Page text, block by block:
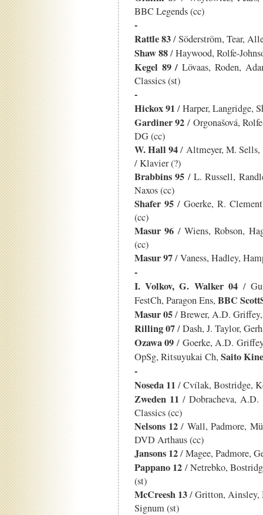
BBC Legends (cc)
-
Rattle 83/ Söderström, Tear,
Shaw 88/ Haywood, Rolfe-
Kegel 89 / Lövaas, Roden,
Classics (st)
-
Hickox 91 / Harper, Langridge,
Gardiner 92 / Orgonašová,
DG (cc)
W. Hall 94/ Altmeyer, M.
/ Klavier (?)
Brabbins 95 / L. Russell,
Naxos (cc)
Shafer 95/ Goerke, R.
(cc)
Masur 96 / Wiens, Robson,
(cc)
Masur 97/ Vaness, Hadley,
-
I. Volkov, G. Walker 04 /
FestCh, Paragon Ens, BBC
Masur 05/ Brewer, A.D.
Rilling 07/ Dash, J. Taylor,
Ozawa 09 / Goerke, A.D.
OpSg, Ritsuyukai Ch, Saito
-
Noseda 11 / Cvílak, Bostridge,
Zweden 11 / Dobracheva,
Classics (cc)
Nelsons 12/ Wall, Padmore,
DVD Arthaus (cc)
Jansons 12/ Magee, Padmore,
Pappano 12 / Netrebko,
(st)
McCreesh 13/ Gritton, Ainsley,
Signum (st)